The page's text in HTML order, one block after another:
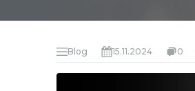
Blog 15.11.2024 0